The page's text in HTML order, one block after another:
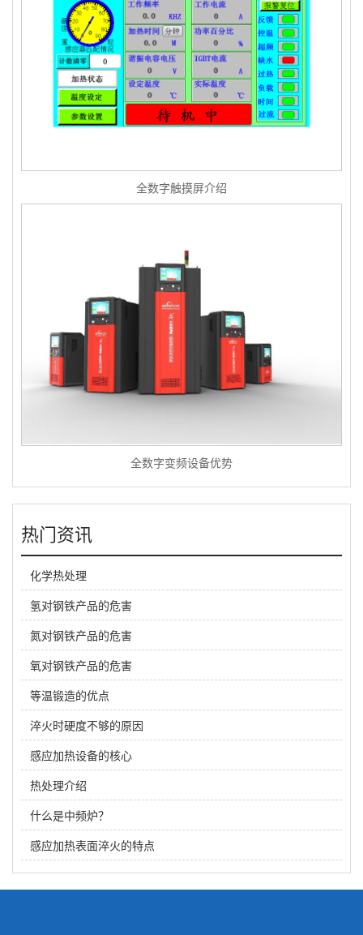
全数字触摸屏介绍
全数字变频设备优势
热门资讯
化学热处理
氢对钢铁产品的危害
氮对钢铁产品的危害
氧对钢铁产品的危害
等温锻造的优点
淬火时硬度不够的原因
感应加热设备的核心
热处理介绍
什么是中频炉？
感应加热表面淬火的特点